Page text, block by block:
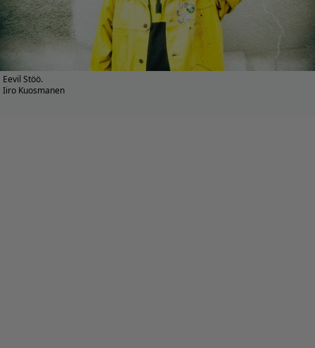
Eevil Stöö.
Iiro Kuosmanen